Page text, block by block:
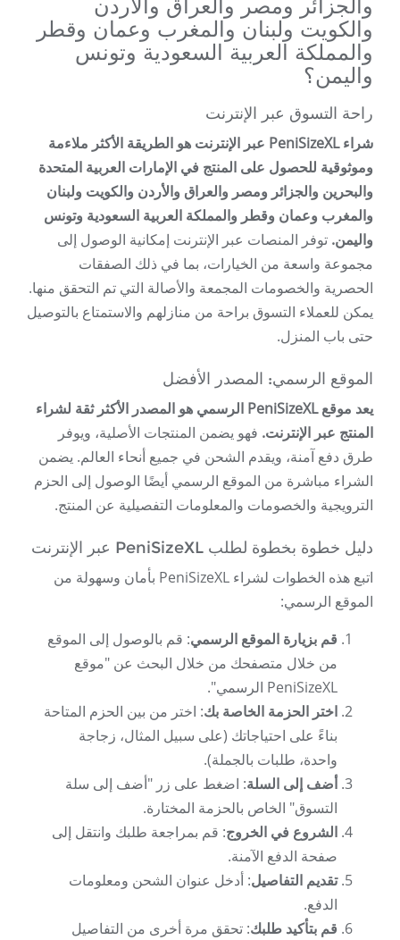
والجزائر ومصر والعراق والأردن
والكويت ولبنان والمغرب وعمان وقطر
والمملكة العربية السعودية وتونس
واليمن؟
راحة التسوق عبر الإنترنت
شراء PeniSizeXL عبر الإنترنت هو الطريقة الأكثر ملاءمة
وموثوقية للحصول على المنتج في الإمارات العربية المتحدة
والبحرين والجزائر ومصر والعراق والأردن والكويت ولبنان
والمغرب وعمان وقطر والمملكة العربية السعودية وتونس
واليمن. توفر المنصات عبر الإنترنت إمكانية الوصول إلى
مجموعة واسعة من الخيارات، بما في ذلك الصفقات
الحصرية والخصومات المجمعة والأصالة التي تم التحقق منها.
يمكن للعملاء التسوق براحة من منازلهم والاستمتاع بالتوصيل
حتى باب المنزل.
الموقع الرسمي: المصدر الأفضل
يعد موقع PeniSizeXL الرسمي هو المصدر الأكثر ثقة لشراء
المنتج عبر الإنترنت. فهو يضمن المنتجات الأصلية، ويوفر
طرق دفع آمنة، ويقدم الشحن في جميع أنحاء العالم. يضمن
الشراء مباشرة من الموقع الرسمي أيضًا الوصول إلى الحزم
الترويجية والخصومات والمعلومات التفصيلية عن المنتج.
دليل خطوة بخطوة لطلب PeniSizeXL عبر الإنترنت
اتبع هذه الخطوات لشراء PeniSizeXL بأمان وسهولة من
الموقع الرسمي:
قم بزيارة الموقع الرسمي: قم بالوصول إلى الموقع
من خلال متصفحك من خلال البحث عن "موقع
PeniSizeXL الرسمي".
اختر الحزمة الخاصة بك: اختر من بين الحزم المتاحة
بناءً على احتياجاتك (على سبيل المثال، زجاجة
واحدة، طلبات بالجملة).
أضف إلى السلة: اضغط على زر "أضف إلى سلة
التسوق" الخاص بالحزمة المختارة.
الشروع في الخروج: قم بمراجعة طلبك وانتقل إلى
صفحة الدفع الآمنة.
تقديم التفاصيل: أدخل عنوان الشحن ومعلومات
الدفع.
قم بتأكيد طلبك: تحقق مرة أخرى من التفاصيل